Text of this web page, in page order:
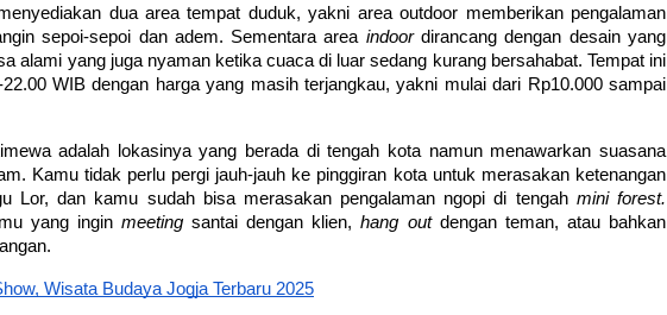
dua area tempat duduk, yakni area outdoor memberikan pengalaman
sepoi-sepoi dan adem. Sementara area indoor dirancang dengan desain yang
alami yang juga nyaman ketika cuaca di luar sedang kurang bersahabat. Tempat ini
WIB dengan harga yang masih terjangkau, yakni mulai dari Rp10.000 sampai
adalah lokasinya yang berada di tengah kota namun menawarkan suasana
Kamu tidak perlu pergi jauh-jauh ke pinggiran kota untuk merasakan ketenangan
Lor, dan kamu sudah bisa merasakan pengalaman ngopi di tengah mini forest.
yang ingin meeting santai dengan klien, hang out dengan teman, atau bahkan
Wisata Budaya Jogja Terbaru 2025